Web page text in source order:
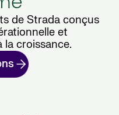
de Strada conçus
et
croissance.